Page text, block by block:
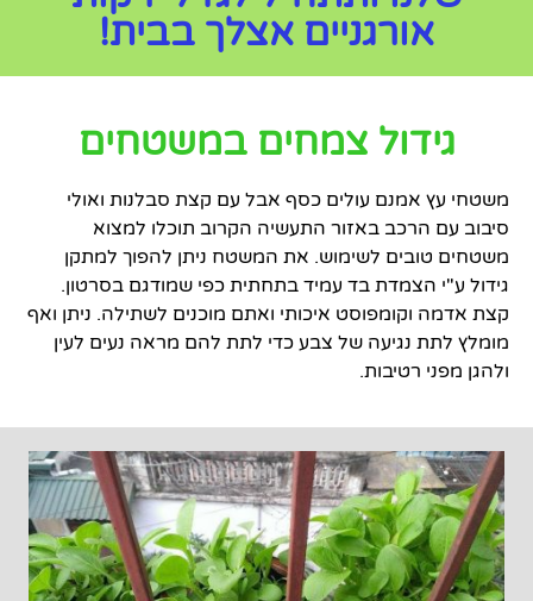
אורגניים אצלך בבית!
גידול צמחים במשטחים
משטחי עץ אמנם עולים כסף אבל עם קצת סבלנות ואולי
סיבוב עם הרכב באזור התעשיה הקרוב תוכלו למצוא
משטחים טובים לשימוש. את המשטח ניתן להפוך למתקן
גידול ע"י הצמדת בד עמיד בתחתית כפי שמודגם בסרטון.
קצת אדמה וקומפוסט איכותי ואתם מוכנים לשתילה. ניתן ואף
מומלץ לתת נגיעה של צבע כדי לתת להם מראה נעים לעין
ולהגן מפני רטיבות.